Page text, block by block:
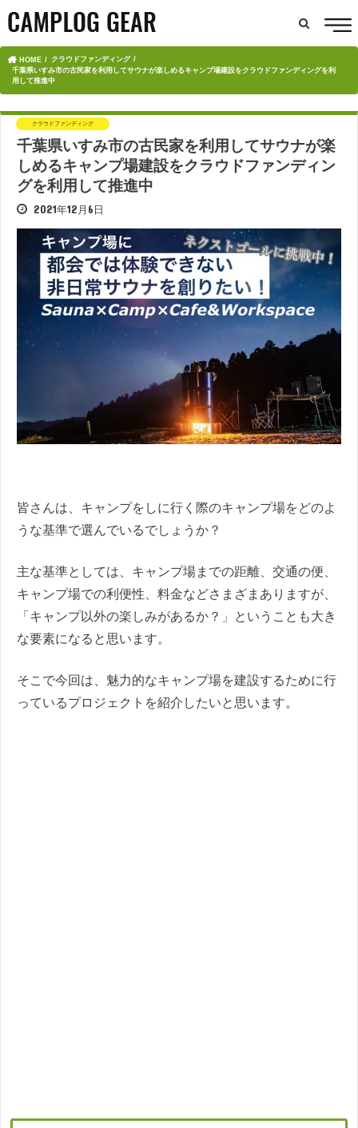
HOME
クラウドファンディング
千葉県いすみ市の古民家を利用してサウナが楽しめるキャンプ場建設をクラウドファンディングを利
用して推進中
クラウドファンディング
千葉県いすみ市の古民家を利用してサウナが楽
しめるキャンプ場建設をクラウドファンディン
グを利用して推進中
2021年12月6日
皆さんは、キャンプをしに行く際のキャンプ場をどのよ
うな基準で選んでいるでしょうか？
主な基準としては、キャンプ場までの距離、交通の便、
キャンプ場での利便性、料金などさまざまありますが、
「キャンプ以外の楽しみがあるか？」ということも大き
な要素になると思います。
そこで今回は、魅力的なキャンプ場を建設するために行
っているプロジェクトを紹介したいと思います。